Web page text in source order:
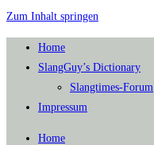
Zum Inhalt springen
Home
SlangGuy’s Dic­tion­a­ry
Slang­times-Forum
Impres­sum
Home